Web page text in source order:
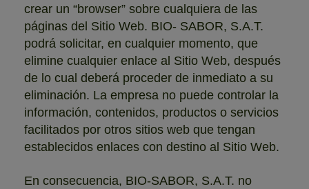
crear un “browser” sobre cualquiera de las
páginas del Sitio Web. BIO- SABOR, S.A.T.
podrá solicitar, en cualquier momento, que
elimine cualquier enlace al Sitio Web, después
de lo cual deberá proceder de inmediato a su
eliminación. La empresa no puede controlar la
información, contenidos, productos o servicios
facilitados por otros sitios web que tengan
establecidos enlaces con destino al Sitio Web.
En consecuencia, BIO-SABOR, S.A.T. no